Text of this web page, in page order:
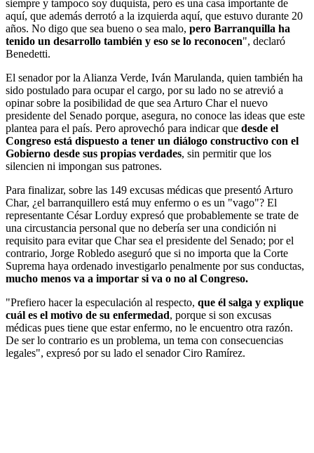
siempre y tampoco soy duquista, pero es una casa importante de
aquí, que además derrotó a la izquierda aquí, que estuvo durante 20
años. No digo que sea bueno o sea malo, pero Barranquilla ha
tenido un desarrollo también y eso se lo reconocen", declaró
Benedetti.
El senador por la Alianza Verde, Iván Marulanda, quien también ha
sido postulado para ocupar el cargo, por su lado no se atrevió a
opinar sobre la posibilidad de que sea Arturo Char el nuevo
presidente del Senado porque, asegura, no conoce las ideas que este
plantea para el país. Pero aprovechó para indicar que desde el
Congreso está dispuesto a tener un diálogo constructivo con el
Gobierno desde sus propias verdades, sin permitir que los
silencien ni impongan sus patrones.
Para finalizar, sobre las 149 excusas médicas que presentó Arturo
Char, ¿el barranquillero está muy enfermo o es un "vago"? El
representante César Lorduy expresó que probablemente se trate de
una circustancia personal que no debería ser una condición ni
requisito para evitar que Char sea el presidente del Senado; por el
contrario, Jorge Robledo aseguró que si no importa que la Corte
Suprema haya ordenado investigarlo penalmente por sus conductas,
mucho menos va a importar si va o no al Congreso.
"Prefiero hacer la especulación al respecto, que él salga y explique
cuál es el motivo de su enfermedad, porque si son excusas
médicas pues tiene que estar enfermo, no le encuentro otra razón.
De ser lo contrario es un problema, un tema con consecuencias
legales", expresó por su lado el senador Ciro Ramírez.